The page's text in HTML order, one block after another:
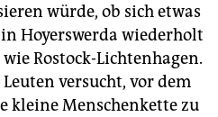
würde, ob sich etwas
Hoyerswerda wiederholt
Rostock-Lichtenhagen.
versucht, vor dem
kleine Menschenkette zu